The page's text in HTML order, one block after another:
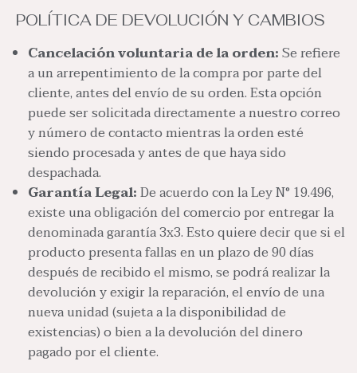
POLÍTICA DE DEVOLUCIÓN Y CAMBIOS
Cancelación voluntaria de la orden:Se refiere
a un arrepentimiento de la compra por parte del
cliente, antes del envío de su orden. Esta opción
puede ser solicitada directamente a nuestro correo
y número de contacto mientras la orden esté
siendo procesada y antes de que haya sido
despachada.
Garantía Legal:De acuerdo con la Ley N° 19.496,
existe una obligación del comercio por entregar la
denominada garantía 3x3. Esto quiere decir que si el
producto presenta fallas en un plazo de 90 días
después de recibido el mismo, se podrá realizar la
devolución y exigir la reparación, el envío de una
nueva unidad (sujeta a la disponibilidad de
existencias) o bien a la devolución del dinero
pagado por el cliente.